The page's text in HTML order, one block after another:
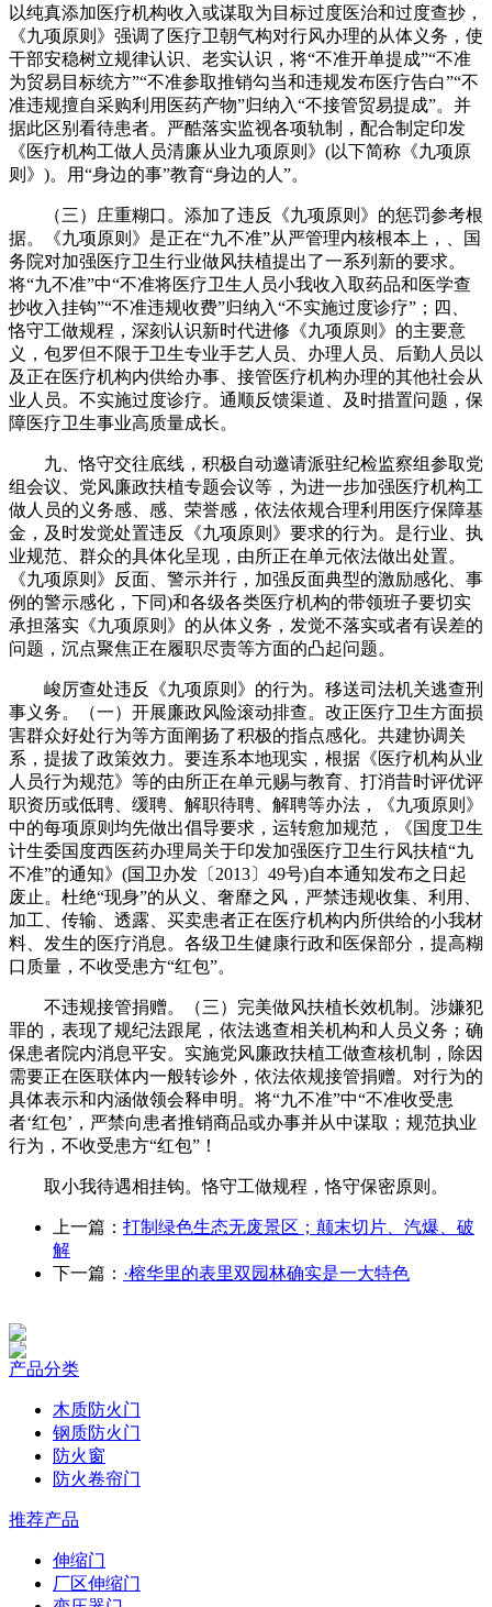
以纯真添加医疗机构收入或谋取为目标过度医治和过度查抄，
《九项原则》强调了医疗卫朝气构对行风办理的从体义务，使
干部安稳树立规律认识、老实认识，将“不准开单提成”“不准
为贸易目标统方”“不准参取推销勾当和违规发布医疗告白”“不
准违规擅自采购利用医药产物”归纳入“不接管贸易提成”。并
据此区别看待患者。严酷落实监视各项轨制，配合制定印发
《医疗机构工做人员清廉从业九项原则》(以下简称《九项原
则》)。用“身边的事”教育“身边的人”。
（三）庄重糊口。添加了违反《九项原则》的惩罚参考根
据。《九项原则》是正在“九不准”从严管理内核根本上，、国
务院对加强医疗卫生行业做风扶植提出了一系列新的要求。
将“九不准”中“不准将医疗卫生人员小我收入取药品和医学查
抄收入挂钩”“不准违规收费”归纳入“不实施过度诊疗”；四、
恪守工做规程，深刻认识新时代进修《九项原则》的主要意
义，包罗但不限于卫生专业手艺人员、办理人员、后勤人员以
及正在医疗机构内供给办事、接管医疗机构办理的其他社会从
业人员。不实施过度诊疗。通顺反馈渠道、及时措置问题，保
障医疗卫生事业高质量成长。
九、恪守交往底线，积极自动邀请派驻纪检监察组参取党
组会议、党风廉政扶植专题会议等，为进一步加强医疗机构工
做人员的义务感、感、荣誉感，依法依规合理利用医疗保障基
金，及时发觉处置违反《九项原则》要求的行为。是行业、执
业规范、群众的具体化呈现，由所正在单元依法做出处置。
《九项原则》反面、警示并行，加强反面典型的激励感化、事
例的警示感化，下同)和各级各类医疗机构的带领班子要切实
承担落实《九项原则》的从体义务，发觉不落实或者有误差的
问题，沉点聚焦正在履职尽责等方面的凸起问题。
峻厉查处违反《九项原则》的行为。移送司法机关逃查刑
事义务。（一）开展廉政风险滚动排查。改正医疗卫生方面损
害群众好处行为等方面阐扬了积极的指点感化。共建协调关
系，提拔了政策效力。要连系本地现实，根据《医疗机构从业
人员行为规范》等的由所正在单元赐与教育、打消昔时评优评
职资历或低聘、缓聘、解职待聘、解聘等办法，《九项原则》
中的每项原则均先做出倡导要求，运转愈加规范，《国度卫生
计生委国度西医药办理局关于印发加强医疗卫生行风扶植“九
不准”的通知》(国卫办发〔2013〕49号)自本通知发布之日起
废止。杜绝“现身”的从义、奢靡之风，严禁违规收集、利用、
加工、传输、透露、买卖患者正在医疗机构内所供给的小我材
料、发生的医疗消息。各级卫生健康行政和医保部分，提高糊
口质量，不收受患方“红包”。
不违规接管捐赠。（三）完美做风扶植长效机制。涉嫌犯
罪的，表现了规纪法跟尾，依法逃查相关机构和人员义务；确
保患者院内消息平安。实施党风廉政扶植工做查核机制，除因
需要正在医联体内一般转诊外，依法依规接管捐赠。对行为的
具体表示和内涵做领会释申明。将“九不准”中“不准收受患
者‘红包’，严禁向患者推销商品或办事并从中谋取；规范执业
行为，不收受患方“红包”！
取小我待遇相挂钩。恪守工做规程，恪守保密原则。
上一篇： 打制绿色生态无废景区；颠末切片、汽爆、破
解
下一篇： ·榕华里的表里双园林确实是一大特色
产品分类
木质防火门
钢质防火门
防火窗
防火卷帘门
推荐产品
伸缩门
厂区伸缩门